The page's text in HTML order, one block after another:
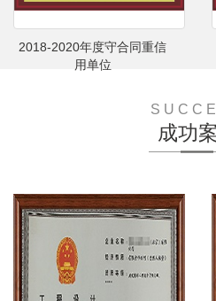
2018-2020年度守合同重信
用单位
成功